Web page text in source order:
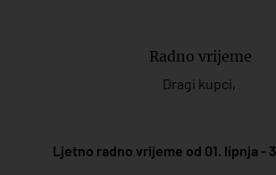
Radno vrijeme
Dragi kupci,
Ljetno radno vrijeme od 01. lipnja -